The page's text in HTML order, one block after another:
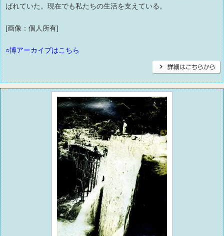
ばれていた。現在でも私たちの生活を支えている。
[画像：個人所有]
○博アーカイブはこちら